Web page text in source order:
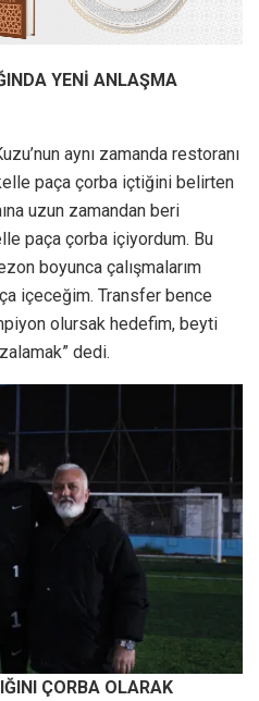
YENİ ANLAŞMA
aynı zamanda restoranı
paça çorba içtiğini belirten
uzun zamandan beri
paça çorba içiyordum. Bu
boyunca çalışmalarım
içeceğim. Transfer bence
olursak hedefim, beyti
dedi.
ÇORBA OLARAK